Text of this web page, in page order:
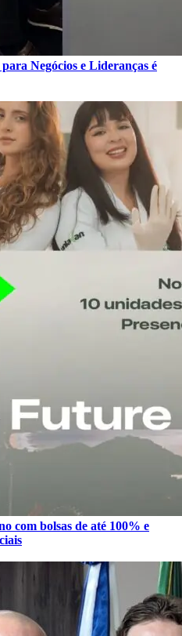
Negócios e Lideranças é
com bolsas de até 100% e